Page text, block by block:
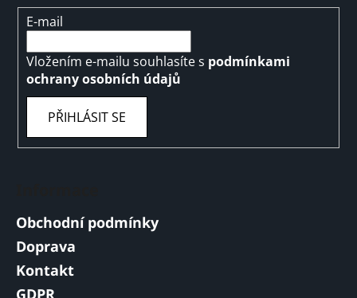
E-mail
Vložením e-mailu souhlasíte s podmínkami
ochrany osobních údajů
PŘIHLÁSIT SE
Obchodní podmínky
Doprava
Kontakt
GDPR